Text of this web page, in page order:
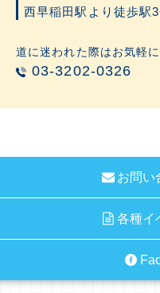
西早稲田駅より徒歩駅
道に迷われた際はお気軽
03-3202-0326
お問い
各種イ